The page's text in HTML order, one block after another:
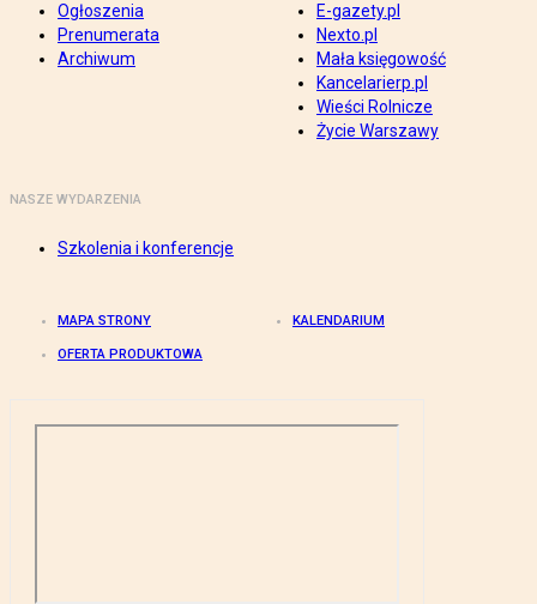
Ogłoszenia
Prenumerata
Archiwum
E-gazety.pl
Nexto.pl
Mała księgowość
Kancelarierp.pl
Wieści Rolnicze
Życie Warszawy
NASZE WYDARZENIA
Szkolenia i konferencje
MAPA STRONY KALENDARIUM
OFERTA PRODUKTOWA